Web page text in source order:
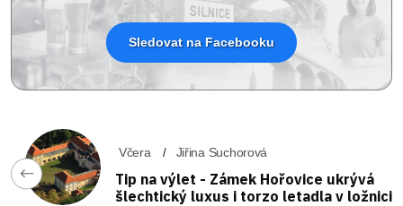
Sledovat na Facebooku
Včera Jiřina Suchorová
Tip na výlet - Zámek Hořovice ukrývá
šlechtický luxus i torzo letadla v ložnici